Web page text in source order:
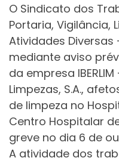
O Sindicato dos
Portaria, Vigilância,
Atividades Diversas
mediante aviso
da empresa
Limpezas, S.A.,
de limpeza no
Centro Hospitalar
greve no dia 6 de
A atividade dos